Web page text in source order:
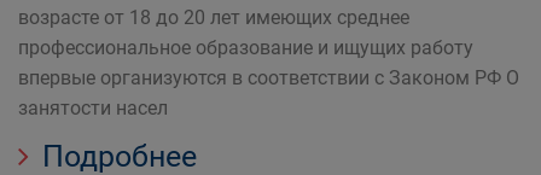
возрасте от 18 до 20 лет имеющих среднее
профессиональное образование и ищущих работу
впервые организуются в соответствии с Законом РФ О
занятости насел
Подробнее